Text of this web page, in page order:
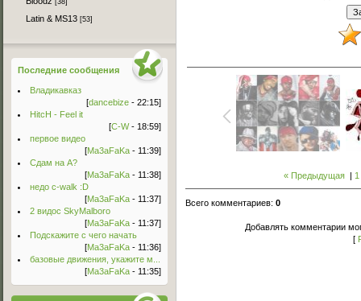
« Предыдущая 1
Всего комментариев: 0
Добавлять комментарии
[
[38]
Latin & MS13 [53]
Последние сообщения
Владикавказ
[dancebize - 22:15]
HitcH - Feel it
[C-W- 18:59]
первое видео
[Ma3aFaKa - 11:39]
Сдам на А?
[Ma3aFaKa - 11:38]
недо c-walk :D
[Ma3aFaKa - 11:37]
2 видос SkyMalboro
[Ma3aFaKa - 11:37]
Подскажите с чего начать
[Ma3aFaKa - 11:36]
базовые движения, укажите м...
[Ma3aFaKa - 11:35]